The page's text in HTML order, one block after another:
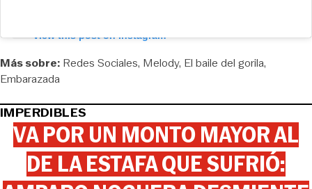
View this post on Instagram
Más sobre: Redes Sociales Melody El baile del gorila
Embarazada
IMPERDIBLES
VA POR UN MONTO MAYOR AL
DE LA ESTAFA QUE SUFRIÓ: